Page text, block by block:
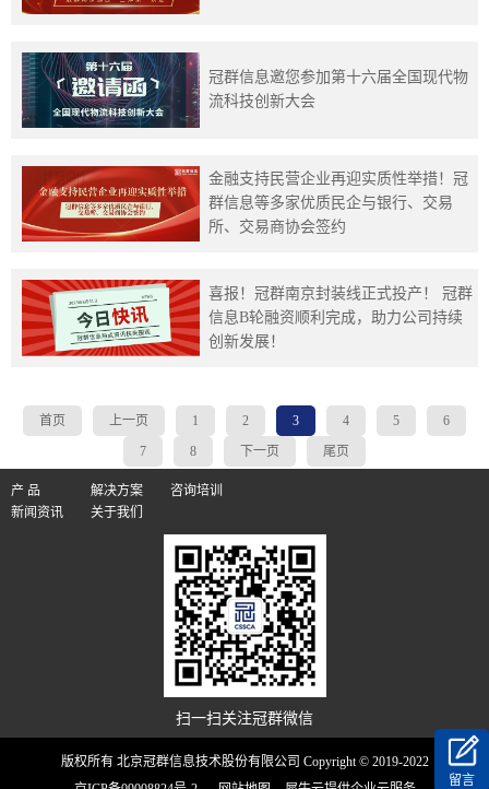
冠群信息邀您参加第十六届全国现代物
流科技创新大会
金融支持民营企业再迎实质性举措！冠
群信息等多家优质民企与银行、交易
所、交易商协会签约
喜报！冠群南京封装线正式投产！ 冠群
信息B轮融资顺利完成，助力公司持续
创新发展！
首页 上一页 1 2 3 4 5
6
7
8 下一页 尾页
产 品 解决方案
咨询培训
新闻资讯
关于我们
扫一扫关注冠群微信
版权所有 北京冠群信息技术股份有限公司 Copyright © 2019-2022
留言